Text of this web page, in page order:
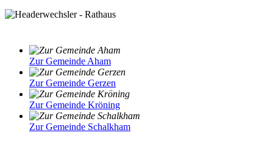
Zur Gemeinde Aham
Zur Gemeinde Gerzen
Zur Gemeinde Kröning
Zur Gemeinde Schalkham